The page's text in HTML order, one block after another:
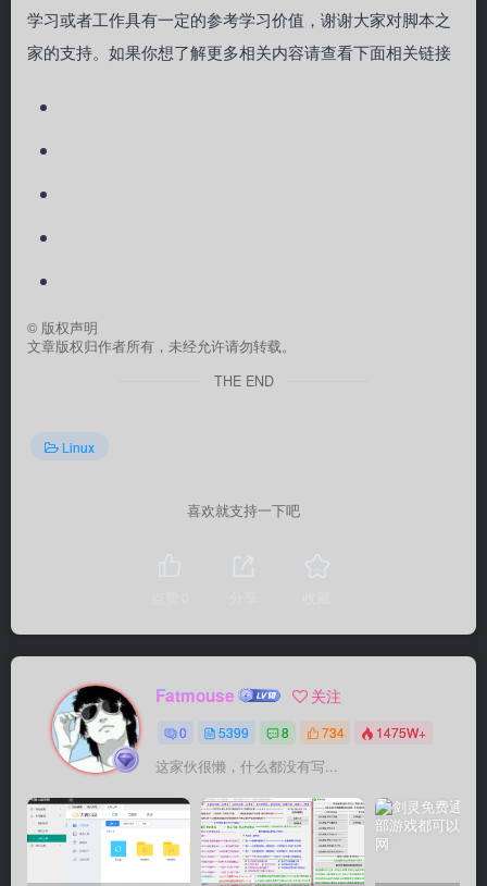
学习或者工作具有一定的参考学习价值，谢谢大家对脚本之
家的支持。如果你想了解更多相关内容请查看下面相关链接
© 版权声明
文章版权归作者所有，未经允许请勿转载。
THE END
Linux
喜欢就支持一下吧
Fatmouse 关注
0 5399 8 734 1475W+
这家伙很懒，什么都没有写...